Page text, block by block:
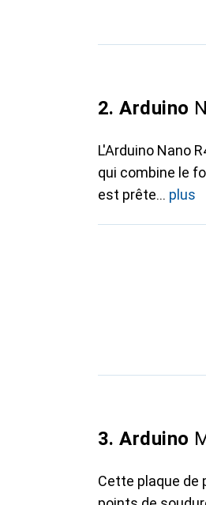
2. Arduino
L'Arduino Nano
qui combine le
est prête
plus
3. Arduino
Cette plaque de